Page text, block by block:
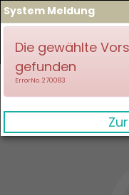
System Meldung
Die gewählte
gefunden
ErrorNo. 270083